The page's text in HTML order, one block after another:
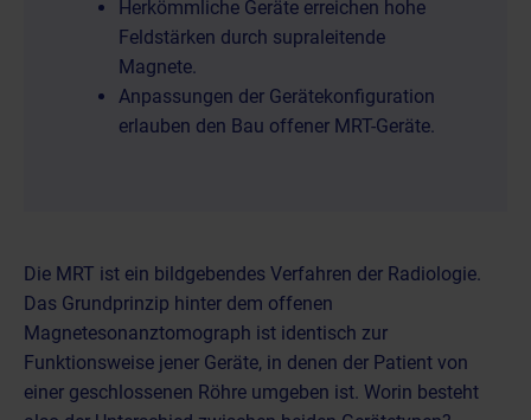
Herkömmliche Geräte erreichen hohe
Feldstärken durch supraleitende
Magnete.
Anpassungen der Gerätekonfiguration
erlauben den Bau offener MRT-Geräte.
Die MRT ist ein bildgebendes Verfahren der Radiologie.
Das Grundprinzip hinter dem offenen
Magnetesonanztomograph ist identisch zur
Funktionsweise jener Geräte, in denen der Patient von
einer geschlossenen Röhre umgeben ist. Worin besteht